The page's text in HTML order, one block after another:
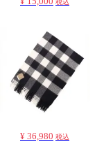
税込
¥ 36,980 税込